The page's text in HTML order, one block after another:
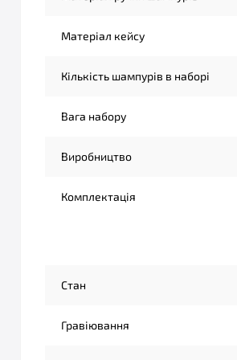
Матеріал кейсу
Кількість шампурів в наборі
Вага набору
Виробництво
Комплектація
Стан
Гравіювання